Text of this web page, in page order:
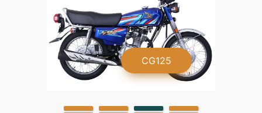
CG125